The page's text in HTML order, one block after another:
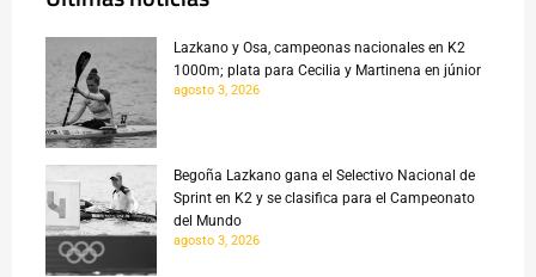
Lazkano y Osa, campeonas nacionales en K2
1000m; plata para Cecilia y Martinena en júnior
agosto 3, 2026
Begoña Lazkano gana el Selectivo Nacional de
Sprint en K2 y se clasifica para el Campeonato
del Mundo
agosto 3, 2026